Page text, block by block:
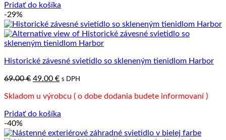
Pridať do košíka
-29%
Historické závesné svietidlo so skleneným tienidlom Harbor
69.00€ Pôvodná
bola:
49.00 €Aktuálna
je:
s DPH
Skladom u výrobcu ( o dobe dodania budete informovaní )
Pridať do košíka
-40%